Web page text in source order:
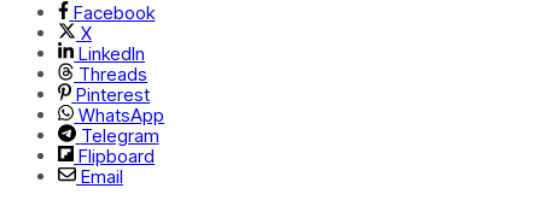
Facebook
X
LinkedIn
Threads
Pinterest
WhatsApp
Telegram
Flipboard
Email